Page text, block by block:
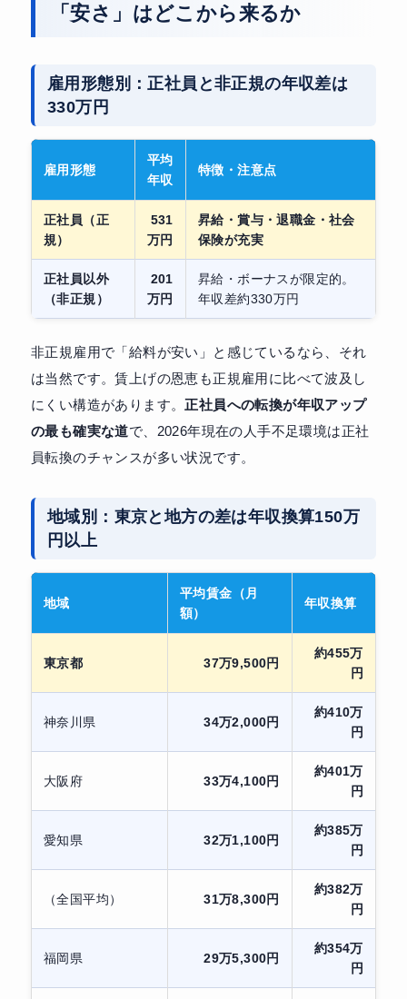
「安さ」はどこから来るか
雇用形態別：正社員と非正規の年収差は
330万円
雇用形態
平均
年収
特徴・注意点
正社員（正
規）
531
万円
昇給・賞与・退職金・社会
保険が充実
正社員以外
（非正規）
201
万円
昇給・ボーナスが限定的。
年収差約330万円
非正規雇用で「給料が安い」と感じているなら、それ
は当然です。賃上げの恩恵も正規雇用に比べて波及し
にくい構造があります。正社員への転換が年収アップ
の最も確実な道で、2026年現在の人手不足環境は正社
員転換のチャンスが多い状況です。
地域別：東京と地方の差は年収換算150万
円以上
地域
平均賃金（月
額）
年収換算
東京都 37万9,500円
約455万
円
神奈川県 34万2,000円
約410万
円
大阪府 33万4,100円
約401万
円
愛知県 32万1,100円
約385万
円
（全国平均） 31万8,300円
約382万
円
福岡県 29万5,300円
約354万
円